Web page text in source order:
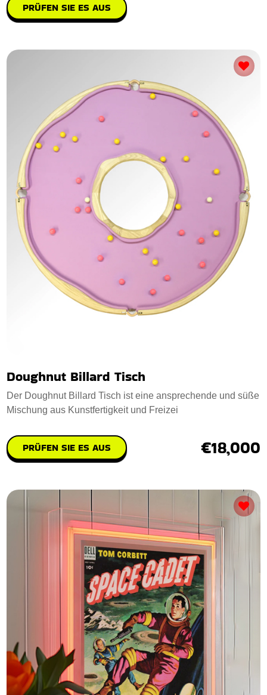
PRÜFEN SIE ES AUS
Doughnut Billard Tisch
Der Doughnut Billard Tisch ist eine ansprechende und süße
Mischung aus Kunstfertigkeit und Freizei
PRÜFEN SIE ES AUS €18,000